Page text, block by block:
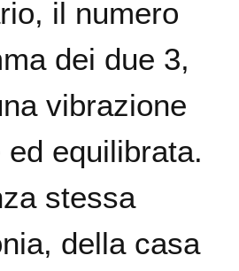
il numero
dei due 3,
vibrazione
ed equilibrata.
stessa
della casa